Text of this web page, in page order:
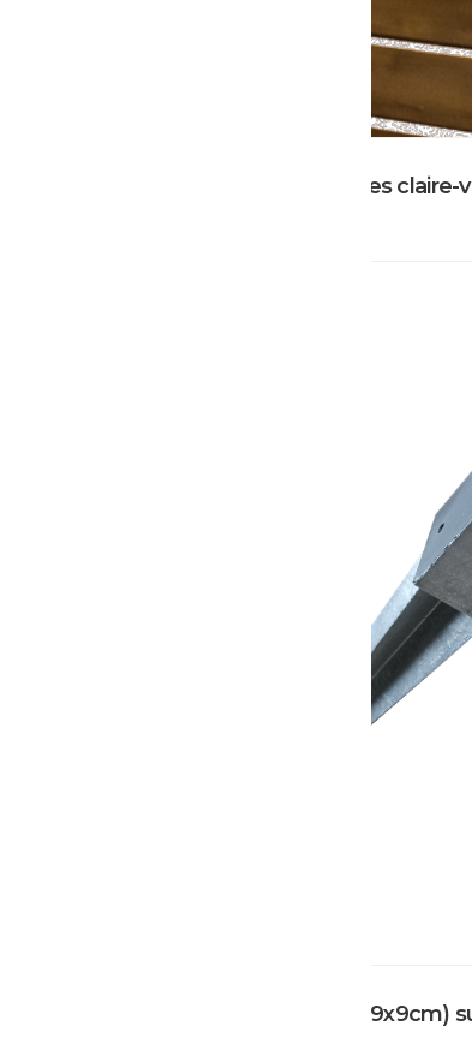
Raidisseur pour lames
Pied de poteau (7x7cm & 9x9cm)